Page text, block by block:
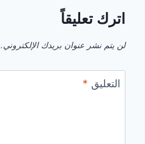
اترك تعليقاً
لن يتم نشر عنوان بريدك الإلكتروني.
التعليق *